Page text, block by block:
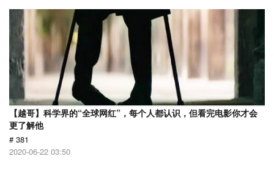
【越哥】科学界的“全球网红”，每个人都认识，但看完电影你才会
更了解他
# 381
2020-06-22 03:50